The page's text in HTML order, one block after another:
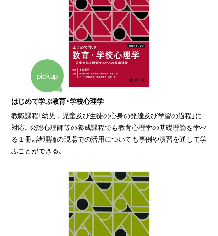
pickup
はじめて学ぶ教育・学校心理学
教職課程「幼児，児童及び生徒の心身の発達及び学習の過程」に
対応。公認心理師等の養成課程でも教育心理学の基礎理論を学べ
る１冊。諸理論の現場での活用についても事例や演習を通して学
ぶことができる。